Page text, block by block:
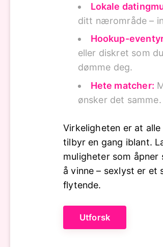
Lokale
ditt nærområde –
Hookup-
eller diskret som
dømme deg.
Hete matcher:
ønsker det samme.
Virkeligheten er at
tilbyr en gang iblant.
muligheter som åpner
å vinne – sexlyst er et
flytende.
Utforsk